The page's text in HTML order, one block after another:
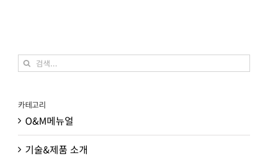
검
카테고리
O&M메뉴얼
기술&제품 소개